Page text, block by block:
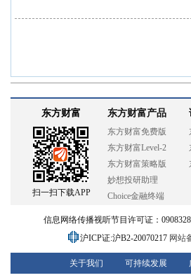
东方财富
扫一扫下载APP
东方财富产品
东方财富免费版
东方财富Level-2
东方财富策略版
妙想投研助理
Choice金融终端
信息网络传播视听节目许可证：
沪ICP证:沪B2-20070217 网站
关于我们 可持续发展